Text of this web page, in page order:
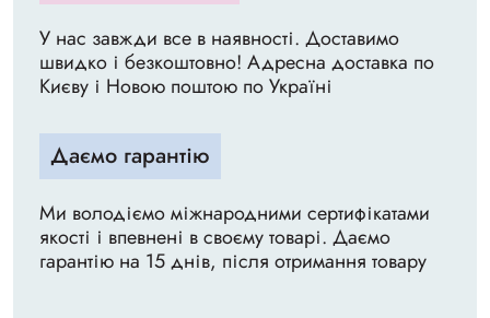
У нас завжди все в наявності. Доставимо
швидко і безкоштовно! Адресна доставка по
Києву і Новою поштою по Україні
Даємо гарантію
Ми володіємо міжнародними сертифікатами
якості і впевнені в своєму товарі. Даємо
гарантію на 15 днів, після отримання товару